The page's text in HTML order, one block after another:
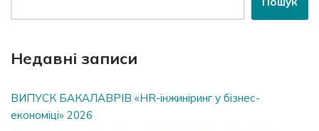
Недавні записи
ВИПУСК БАКАЛАВРІВ «HR-інжиніринг у бізнес-
економіці» 2026